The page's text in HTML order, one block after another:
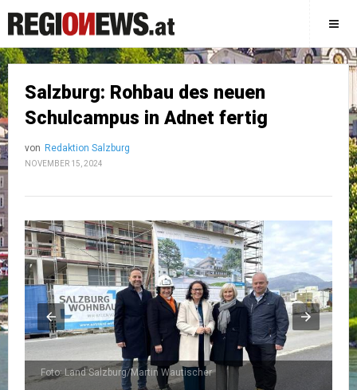
Salzburg: Rohbau des neuen
Schulcampus in Adnet fertig
von Redaktion Salzburg
NOVEMBER 15, 2024
Foto: Land Salzburg/Martin Wautischer